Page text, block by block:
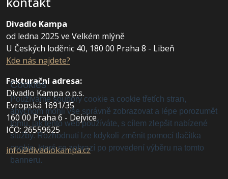
Divadlo Kampa
od ledna 2025 ve Velkém mlýně
U Českých loděnic 40, 180 00 Praha 8 - Libeň
Kde nás najdete?
Fakturační adresa:
Divadlo Kampa o.p.s.
Evropská 1691/35
160 00 Praha 6 - Dejvice
IČO: 26559625
info@divadlokampa.cz
Cookies
Používáme soubory cookie a cookie třetích stran,
abychom mohli vše správně zobrazovat a lépe porozumět
tomu, jak tento web používáte, s cílem zlepšit nabízené
služby. Rozhodnutí lze kdykoli změnit pomocí tlačítka
cookie, které se zobrazí po provedení výběru na tomto
banneru.